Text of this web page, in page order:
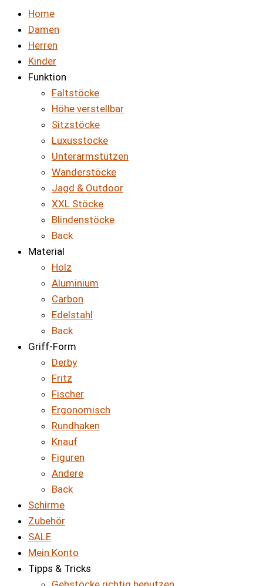
Home
Damen
Herren
Kinder
Funktion
Faltstöcke
Höhe verstellbar
Sitzstöcke
Luxusstöcke
Unterarmstützen
Wanderstöcke
Jagd & Outdoor
XXL Stöcke
Blindenstöcke
Back
Material
Holz
Aluminium
Carbon
Edelstahl
Back
Griff-Form
Derby
Fritz
Fischer
Ergonomisch
Rundhaken
Knauf
Figuren
Andere
Back
Schirme
Zubehör
SALE
Mein Konto
Tipps & Tricks